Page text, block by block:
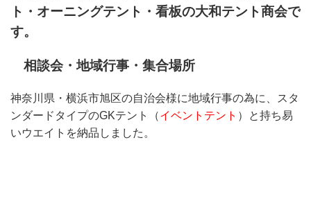
ト・オーニングテント・看板の大和テント商会で
す。
相談会・地域行事・集合場所
神奈川県・横浜市旭区の自治会様に地域行事の為に、スタ
ンダードタイプのGKテント（イベントテント ）と持ち易
いウエイトを納品しました。